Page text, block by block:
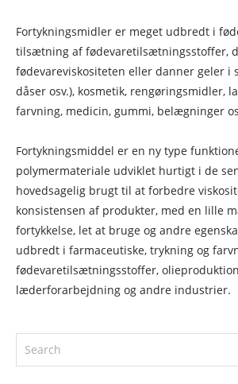
Fortykningsmidler er meget udbredt i
tilsætning af fødevaretilsætningsstoffer,
fødevareviskositeten eller danner geler i
dåser osv.), kosmetik, rengøringsmidler,
farvning, medicin, gummi, belægninger
Fortykningsmiddel er en ny type
polymermateriale udviklet hurtigt i de
hovedsagelig brugt til at forbedre
konsistensen af ​​produkter, med en lille
fortykkelse, let at bruge og andre
udbredt i farmaceutiske, trykning og
fødevaretilsætningsstoffer,
læderforarbejdning og andre industrier.